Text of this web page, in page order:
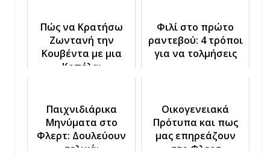
Πώς να Κρατήσω
Ζωντανή την
Κουβέντα με μια
Κοπέλα;
Φιλί στο πρώτο
ραντεβού: 4 τρόποι
για να τολμήσεις
Παιχνιδιάρικα
Μηνύματα στο
Φλερτ: Δουλεύουν
τελικά;
Οικογενειακά
Πρότυπα και πως
μας επηρεάζουν
στο Φλερτ